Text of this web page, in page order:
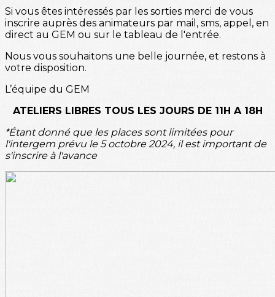
Si vous êtes intéressés par les sorties merci de vous
inscrire auprès des animateurs par mail, sms, appel, en
direct au GEM ou sur le tableau de l'entrée.
Nous vous souhaitons une belle journée, et restons à
votre disposition.
L’équipe du GEM
ATELIERS LIBRES TOUS LES JOURS DE 11H A 18H
*Étant donné que les places sont limitées pour
l'intergem prévu le 5 octobre 2024, il est important de
s'inscrire à l'avance